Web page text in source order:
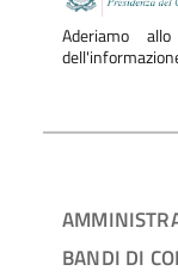
Aderiamo
BANDI DI